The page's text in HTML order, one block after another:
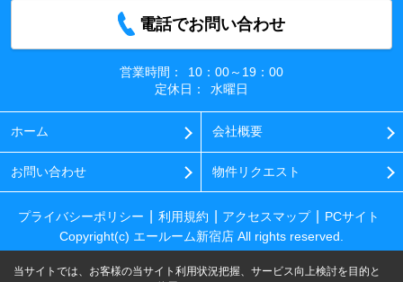
電話でお問い合わせ
営業時間：
10：00～19：00
定休日：
水曜日
ホーム 会社概要
お問い合わせ 物件リクエスト
プライバシーポリシー 利用規約 アクセスマップ
PCサイト
Copyright(c) エールーム新宿店 All rights reserved.
当サイトでは、お客様の当サイト利用状況把握、サービス向上検討を目的と